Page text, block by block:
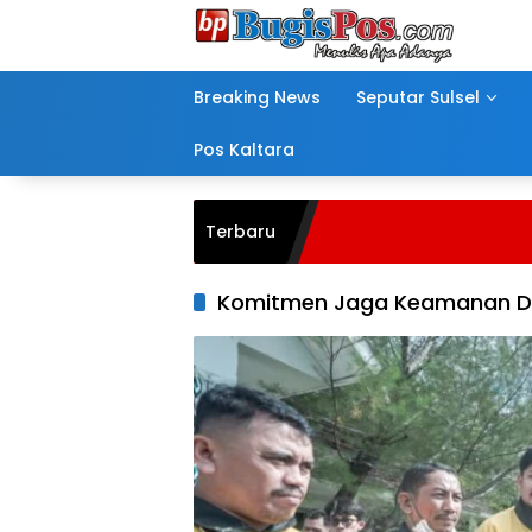
Breaking News Seputar Sulsel
Pos Kaltara
Terbaru
Komitmen Jaga Keamanan